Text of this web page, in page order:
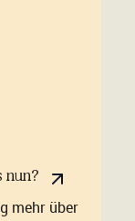
nun?
mehr über